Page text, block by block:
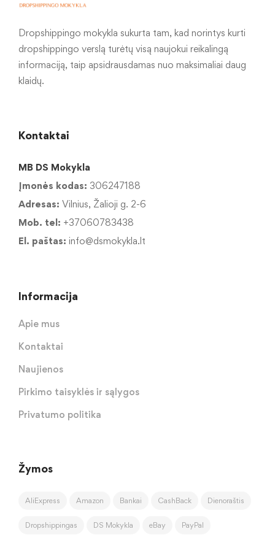
Dropshippingo mokykla sukurta tam, kad norintys kurti
dropshippingo verslą turėtų visą naujokui reikalingą
informaciją, taip apsidrausdamas nuo maksimaliai daug
klaidų.
Kontaktai
MB DS Mokykla
Įmonės kodas: 306247188
Adresas: Vilnius, Žalioji g. 2-6
Mob. tel: +37060783438
El. paštas: info@dsmokykla.lt
Informacija
Apie mus
Kontaktai
Naujienos
Pirkimo taisyklės ir sąlygos
Privatumo politika
Žymos
AliExpress Amazon Bankai CashBack Dienoraštis
Dropshippingas DS Mokykla eBay PayPal